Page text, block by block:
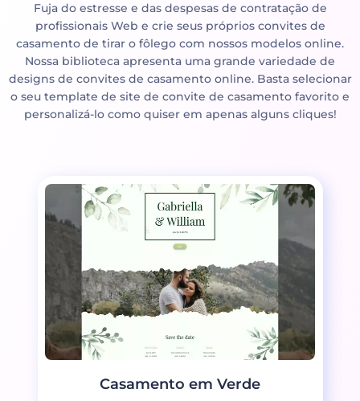
Fuja do estresse e das despesas de contratação de
profissionais Web e crie seus próprios convites de
casamento de tirar o fôlego com nossos modelos online.
Nossa biblioteca apresenta uma grande variedade de
designs de convites de casamento online. Basta selecionar
o seu template de site de convite de casamento favorito e
personalizá-lo como quiser em apenas alguns cliques!
Casamento em Verde